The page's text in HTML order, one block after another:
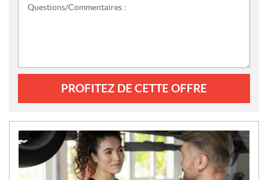
Questions/Commentaires :
PROFITEZ DE CETTE OFFRE
N
O
U